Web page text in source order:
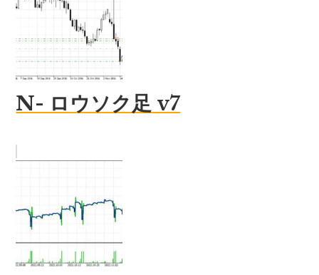
N- ロウソク足 v7